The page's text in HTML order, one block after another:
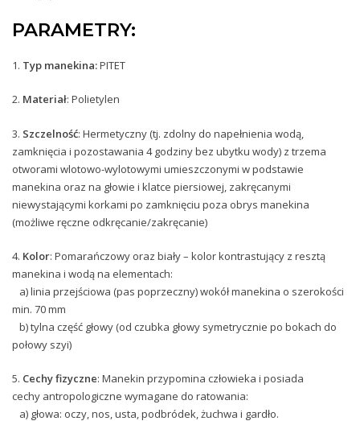
PARAMETRY:
1. Typ manekina:PITET
2. Materiał: Polietylen
3. Szczelność: Hermetyczny (tj. zdolny do napełnienia wodą,
zamknięcia i pozostawania 4 godziny bez ubytku wody) z trzema
otworami wlotowo-wylotowymi umieszczonymi w podstawie
manekina oraz na głowie i klatce piersiowej, zakręcanymi
niewystającymi korkami po zamknięciu poza obrys manekina
(możliwe ręczne odkręcanie/zakręcanie)
4. Kolor: Pomarańczowy oraz biały – kolor kontrastujący z resztą
manekina i wodą na elementach:
a) linia przejściowa (pas poprzeczny) wokół manekina o szerokości
min. 70 mm
b) tylna część głowy (od czubka głowy symetrycznie po bokach do
połowy szyi)
5. Cechy fizyczne: Manekin przypomina człowieka i posiada
cechy antropologiczne wymagane do ratowania:
a) głowa: oczy, nos, usta, podbródek, żuchwa i gardło.